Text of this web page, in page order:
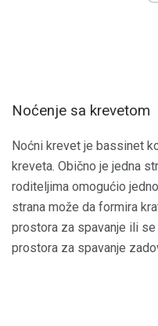
Noćenje sa krevetom
Noćni krevet je bassinet
kreveta. Obično je jedna
roditeljima omogućio
strana može da formira
prostora za spavanje ili
prostora za spavanje